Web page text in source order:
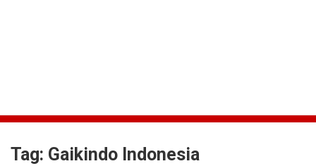
Tag: Gaikindo Indonesia